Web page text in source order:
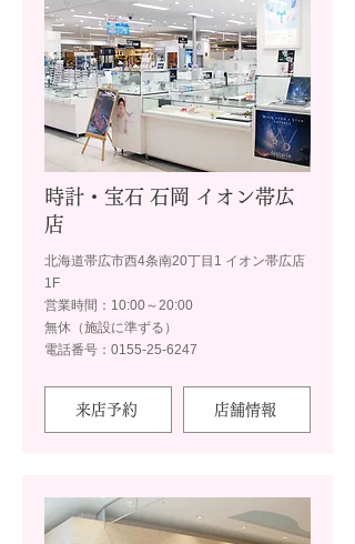
時計・宝石 石岡 イオン帯広
店
北海道帯広市西4条南20丁目1 イオン帯広店
1F
営業時間：10:00～20:00
無休（施設に準ずる）
電話番号：0155-25-6247
来店予約 店舗情報